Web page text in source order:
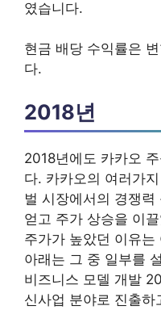
였습니다.
현금 배당 수익률은
다.
2018년
2018년에도 카카오
다. 카카오의 여러가
벌 시장에서의 경쟁
얻고 주가 상승을 이
주가가 높았던 이유
아래는 그 중 일부를
비즈니스 모델 개발
신사업 분야로 진출하